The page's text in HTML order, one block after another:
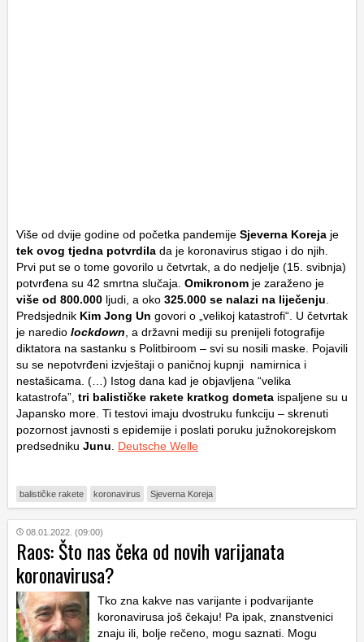
Više od dvije godine od početka pandemije Sjeverna Koreja je
tek ovog tjedna potvrdila da je koronavirus stigao i do njih.
Prvi put se o tome govorilo u četvrtak, a do nedjelje (15. svibnja)
potvrđena su 42 smrtna slučaja. Omikronom je zaraženo je
više od 800.000 ljudi, a oko 325.000 se nalazi na liječenju.
Predsjednik Kim Jong Un govori o „velikoj katastrofi“. U četvrtak
je naredio lockdown, a državni mediji su prenijeli fotografije
diktatora na sastanku s Politbiroom – svi su nosili maske. Pojavili
su se nepotvrđeni izvještaji o paničnoj kupnji namirnica i
nestašicama. (…) Istog dana kad je objavljena “velika
katastrofa”, tri balističke rakete kratkog dometa ispaljene su u
Japansko more. Ti testovi imaju dvostruku funkciju – skrenuti
pozornost javnosti s epidemije i poslati poruku južnokorejskom
predsedniku Junu. Deutsche Welle
balističke rakete koronavirus Sjeverna Koreja
08.01.2022. (09:00)
Raos: Što nas čeka od novih varijanata
koronavirusa?
Tko zna kakve nas varijante i podvarijante
koronavirusa još čekaju! Pa ipak, znanstvenici
znaju ili, bolje rečeno, mogu saznati. Mogu